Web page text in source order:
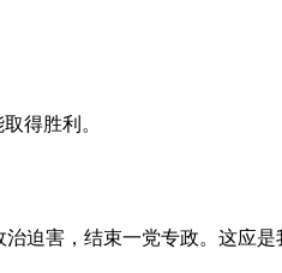
得胜利。
迫害，结束一党专政。这应是